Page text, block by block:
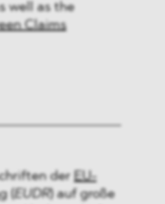
well as the
Claims
der EU-
( EUDR) auf große